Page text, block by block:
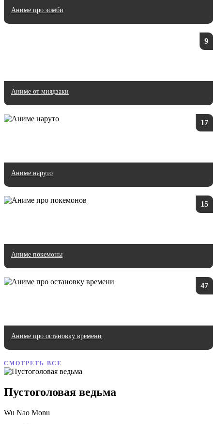
Аниме про зомби
9
Аниме от миядзаки
17
Аниме наруто
15
Аниме покемоны
47
Аниме про остановку времени
СМОТРЕТЬ ВСЕ
Пустоголовая ведьма
Wu Nao Monu